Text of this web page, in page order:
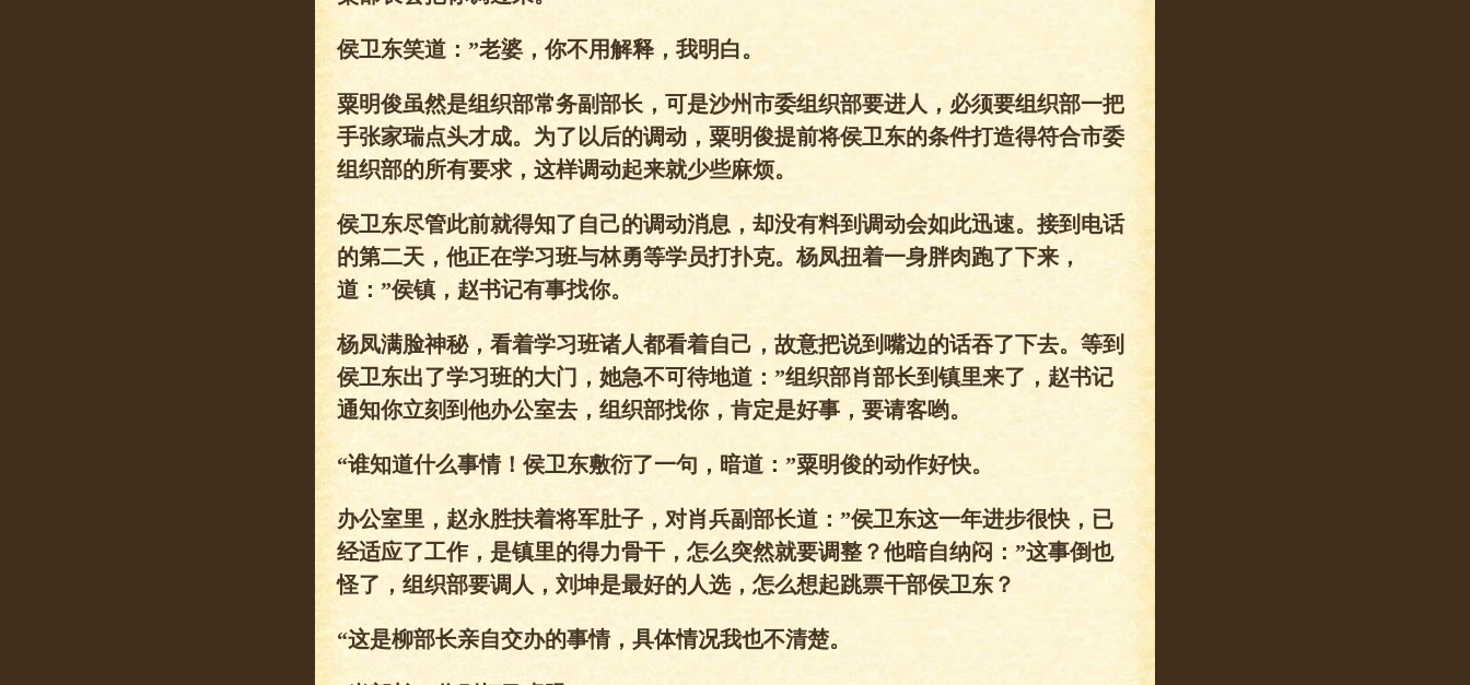
侯卫东笑道：”老婆，你不用解释，我明白。
粟明俊虽然是组织部常务副部长，可是沙州市委组织部要进人，必须要组织部一把
手张家瑞点头才成。为了以后的调动，粟明俊提前将侯卫东的条件打造得符合市委
组织部的所有要求，这样调动起来就少些麻烦。
侯卫东尽管此前就得知了自己的调动消息，却没有料到调动会如此迅速。接到电话
的第二天，他正在学习班与林勇等学员打扑克。杨凤扭着一身胖肉跑了下来，
道：”侯镇，赵书记有事找你。
杨凤满脸神秘，看着学习班诸人都看着自己，故意把说到嘴边的话吞了下去。等到
侯卫东出了学习班的大门，她急不可待地道：”组织部肖部长到镇里来了，赵书记
通知你立刻到他办公室去，组织部找你，肯定是好事，要请客哟。
“谁知道什么事情！侯卫东敷衍了一句，暗道：”粟明俊的动作好快。
办公室里，赵永胜扶着将军肚子，对肖兵副部长道：”侯卫东这一年进步很快，已
经适应了工作，是镇里的得力骨干，怎么突然就要调整？他暗自纳闷：”这事倒也
怪了，组织部要调人，刘坤是最好的人选，怎么想起跳票干部侯卫东？
“这是柳部长亲自交办的事情，具体情况我也不清楚。